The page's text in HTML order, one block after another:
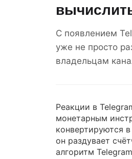
С появлением
уже не просто
владельцам
Реакции в
монетарным
конвертируются
он раздувает
алгоритм